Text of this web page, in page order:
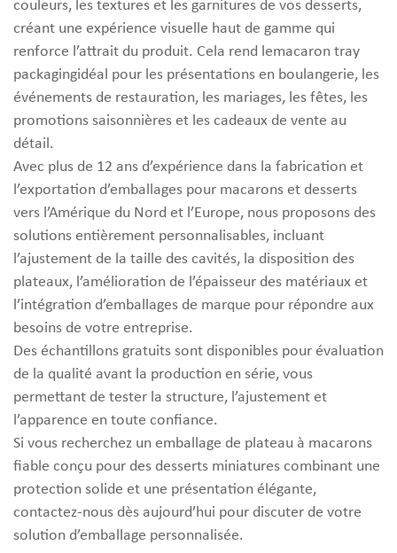
couleurs, les textures et les garnitures de vos desserts,
créant une expérience visuelle haut de gamme qui
renforce l’attrait du produit. Cela rend lemacaron tray
packagingidéal pour les présentations en boulangerie, les
événements de restauration, les mariages, les fêtes, les
promotions saisonnières et les cadeaux de vente au
détail.
Avec plus de 12 ans d’expérience dans la fabrication et
l’exportation d’emballages pour macarons et desserts
vers l’Amérique du Nord et l’Europe, nous proposons des
solutions entièrement personnalisables, incluant
l’ajustement de la taille des cavités, la disposition des
plateaux, l’amélioration de l’épaisseur des matériaux et
l’intégration d’emballages de marque pour répondre aux
besoins de votre entreprise.
Des échantillons gratuits sont disponibles pour évaluation
de la qualité avant la production en série, vous
permettant de tester la structure, l’ajustement et
l’apparence en toute confiance.
Si vous recherchez un emballage de plateau à macarons
fiable conçu pour des desserts miniatures combinant une
protection solide et une présentation élégante,
contactez-nous dès aujourd’hui pour discuter de votre
solution d’emballage personnalisée.